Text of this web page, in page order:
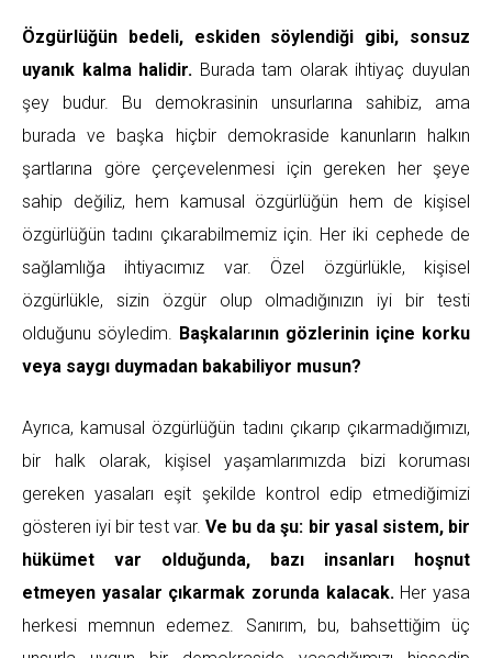
Özgürlüğün bedeli, eskiden söylendiği gibi, sonsuz
uyanık kalma halidir. Burada tam olarak ihtiyaç duyulan
şey budur. Bu demokrasinin unsurlarına sahibiz, ama
burada ve başka hiçbir demokraside kanunların halkın
şartlarına göre çerçevelenmesi için gereken her şeye
sahip değiliz, hem kamusal özgürlüğün hem de kişisel
özgürlüğün tadını çıkarabilmemiz için. Her iki cephede de
sağlamlığa ihtiyacımız var. Özel özgürlükle, kişisel
özgürlükle, sizin özgür olup olmadığınızın iyi bir testi
olduğunu söyledim. Başkalarının gözlerinin içine korku
veya saygı duymadan bakabiliyor musun?
Ayrıca, kamusal özgürlüğün tadını çıkarıp çıkarmadığımızı,
bir halk olarak, kişisel yaşamlarımızda bizi koruması
gereken yasaları eşit şekilde kontrol edip etmediğimizi
gösteren iyi bir test var. Ve bu da şu: bir yasal sistem, bir
hükümet var olduğunda, bazı insanları hoşnut
etmeyen yasalar çıkarmak zorunda kalacak.Her yasa
herkesi memnun edemez. Sanırım, bu, bahsettiğim üç